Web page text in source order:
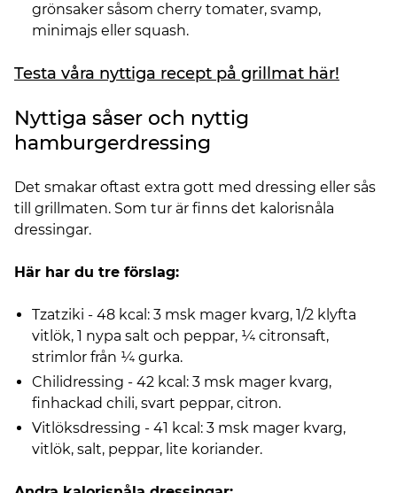
grönsaker såsom cherry tomater, svamp,
minimajs eller squash.
Testa våra nyttiga recept på grillmat här!
Nyttiga såser och nyttig
hamburgerdressing
Det smakar oftast extra gott med dressing eller sås
till grillmaten. Som tur är finns det kalorisnåla
dressingar.
Här har du tre förslag:
Tzatziki - 48 kcal: 3 msk mager kvarg, 1/2 klyfta
vitlök, 1 nypa salt och peppar, ¼ citronsaft,
strimlor från ¼ gurka.
Chilidressing - 42 kcal: 3 msk mager kvarg,
finhackad chili, svart peppar, citron.
Vitlöksdressing - 41 kcal: 3 msk mager kvarg,
vitlök, salt, peppar, lite koriander.